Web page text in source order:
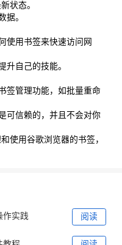
状态。
据。
使用书签来快速访问网
升自己的技能。
签管理功能，如批量重命
可信赖的，并且不会对你
使用谷歌浏览器的书签，
作实践 阅读